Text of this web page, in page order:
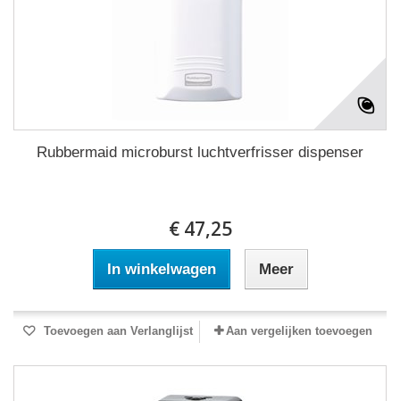
Rubbermaid microburst luchtverfrisser dispenser
€ 47,25
In winkelwagen Meer
Toevoegen aan Verlanglijst Aan vergelijken toevoegen